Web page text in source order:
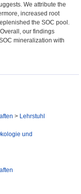
We attribute the
increased root
the SOC pool.
our findings
mineralization with
> Lehrstuhl
und